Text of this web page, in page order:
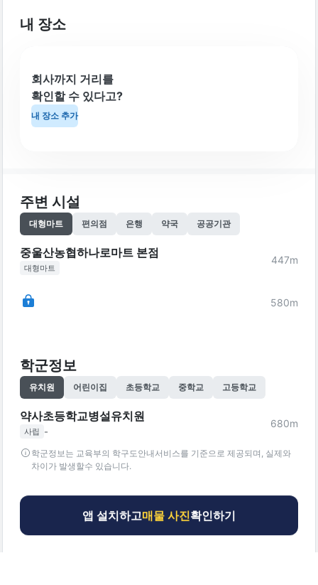
내 장소
회사까지 거리를
확인할 수 있다고?
내 장소 추가
주변 시설
대형마트 편의점 은행 약국 공공기관
중울산농협하나로마트 본점
대형마트
447m
580m
학군정보
유치원 어린이집 초등학교 중학교 고등학교
약사초등학교병설유치원
사립 -
680m
학군정보는 교육부의 학구도안내서비스를 기준으로 제공되며, 실제와
차이가 발생할수 있습니다.
앱 설치하고매물 사진확인하기